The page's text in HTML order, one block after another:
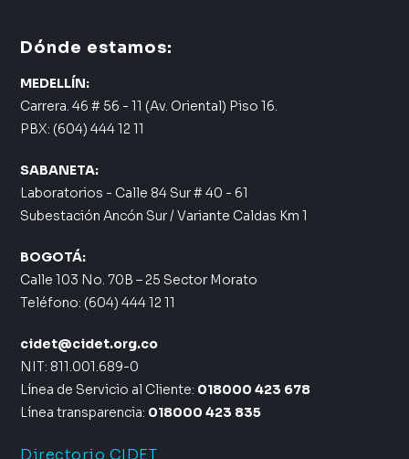
Dónde estamos:
MEDELLÍN:
Carrera. 46 # 56 - 11 (Av. Oriental) Piso 16.
PBX: (604) 444 12 11
SABANETA:
Laboratorios - Calle 84 Sur # 40 - 61
Subestación Ancón Sur / Variante Caldas Km 1
BOGOTÁ:
Calle 103 No. 70B – 25 Sector Morato
Teléfono: (604) 444 12 11
cidet@cidet.org.co
NIT: 811.001.689-0
Línea de Servicio al Cliente: 018000 423 678
Línea transparencia: 018000 423 835
Directorio CIDET